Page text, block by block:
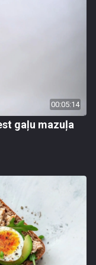
00:05:14
gaļu mazuļa